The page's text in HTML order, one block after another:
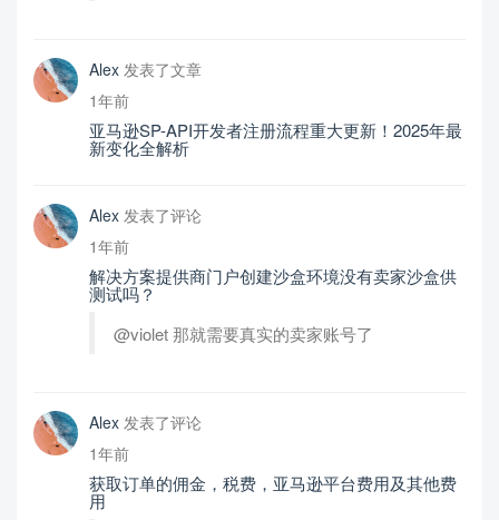
Alex 发表了文章
1年前
亚马逊SP-API开发者注册流程重大更新！2025年最
新变化全解析
Alex 发表了评论
1年前
解决方案提供商门户创建沙盒环境没有卖家沙盒供
测试吗？
@violet 那就需要真实的卖家账号了
Alex 发表了评论
1年前
获取订单的佣金，税费，亚马逊平台费用及其他费
用